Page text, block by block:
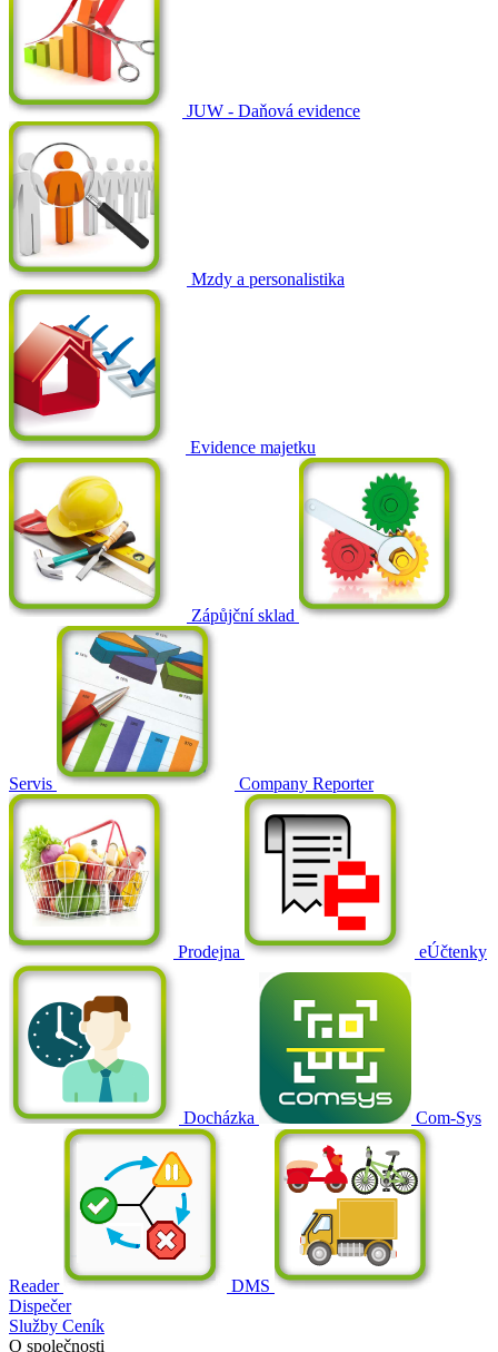
JUW - Daňová evidence
Mzdy a personalistika
Evidence majetku
Zápůjční sklad
Servis Company Reporter
Prodejna eÚčtenky
Docházka Com-Sys
Reader
DMS
Dispečer
Služby Ceník
O společnosti